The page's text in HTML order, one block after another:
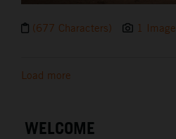
(677 Characters) 1 Image
Load more
WELCOME